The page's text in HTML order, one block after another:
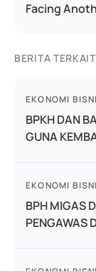
Facing
BERITA TERKAIT
EKONOMI
BPKH DAN
GUNA
EKONOMI
BPH MIGAS
PENGAWAS